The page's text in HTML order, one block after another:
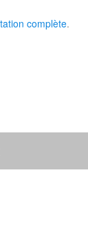
complète.